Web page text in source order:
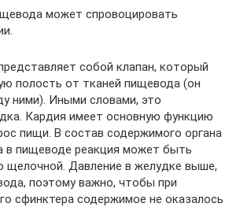
может спровоцировать
собой клапан, который
полость от тканей пищевода (он
ними). Иными словами, это
Кардия имеет основную функцию
пищи. В состав содержимого органа
в пищеводе реакция может быть
щелочной. Давление в желудке выше,
поэтому важно, чтобы при
сфинктера содержимое не оказалось